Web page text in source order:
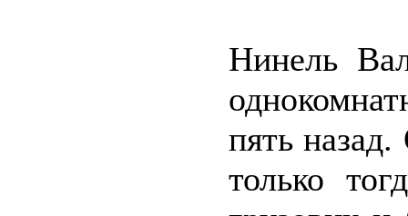
Нинель
пять
только